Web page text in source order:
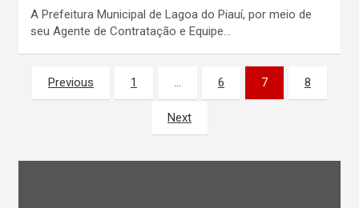
A Prefeitura Municipal de Lagoa do Piauí, por meio de
seu Agente de Contratação e Equipe…
Paginação
de
Previous 1 … 6 7 8
Next